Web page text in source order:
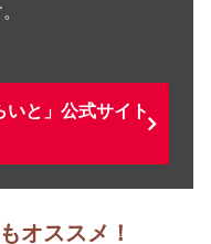
と」公式サイト
オススメ！